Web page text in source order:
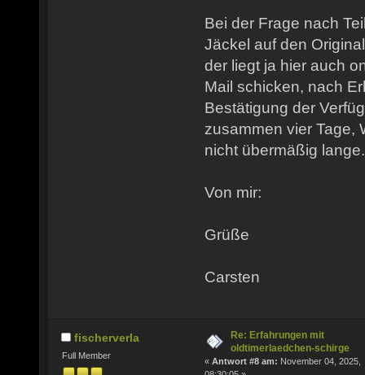
Bei der Frage nach
Jäckel auf den
der liegt ja hier auch
Mail schicken, nach
Bestätigung der
zusammen vier Tage,
nicht übermäßig lange.
Von mir:
Grüße
Carsten
fischerverla
Full Member
Re: Erfahrungen mit
oldtimerlaedchen-schirge
« Antwort #8 am: November 04, 2025,